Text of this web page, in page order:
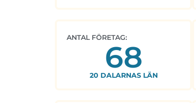
ANTAL FÖRETAG:
68
20 DALARNAS LÄN